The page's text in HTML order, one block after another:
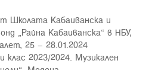
Школата Кабаиванска и
„Райна Кабаиванска“ в НБУ,
25 – 28.01.2024
клас 2023/2024. Музикален